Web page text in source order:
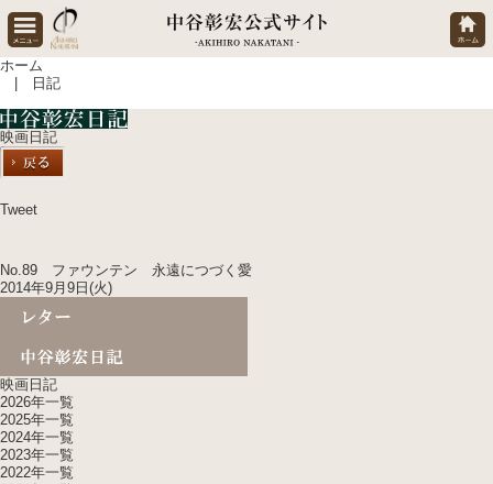
ホーム
| 日記
映画日記
Tweet
No.89 ファウンテン 永遠につづく愛
2014年9月9日(火)
映画日記
2026年一覧
2025年一覧
2024年一覧
2023年一覧
2022年一覧